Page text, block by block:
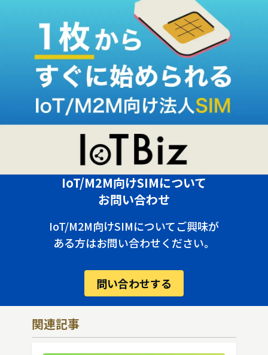
IoT/M2M向けSIMについて
お問い合わせ
IoT/M2M向けSIMについてご興味が
ある方はお問い合わせください。
問い合わせする
関連記事